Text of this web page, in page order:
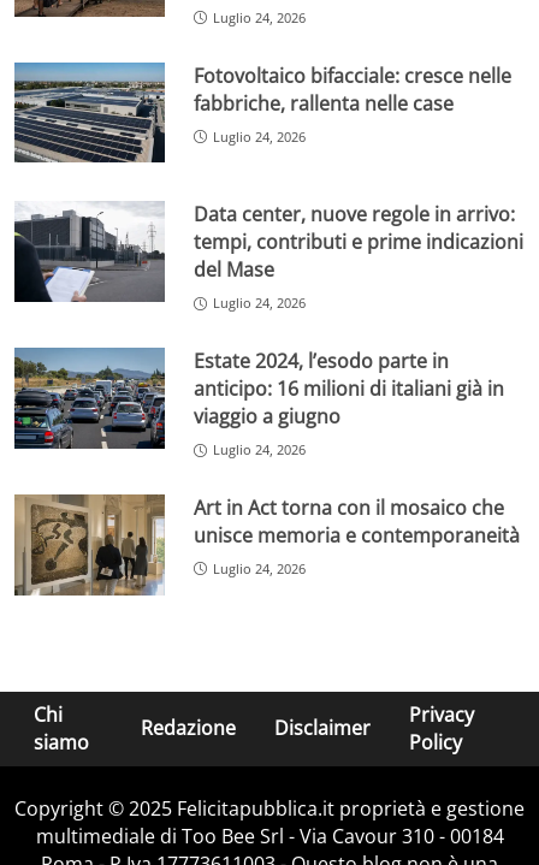
Luglio 24, 2026
Fotovoltaico bifacciale: cresce nelle
fabbriche, rallenta nelle case
Luglio 24, 2026
Data center, nuove regole in arrivo:
tempi, contributi e prime indicazioni
del Mase
Luglio 24, 2026
Estate 2024, l’esodo parte in
anticipo: 16 milioni di italiani già in
viaggio a giugno
Luglio 24, 2026
Art in Act torna con il mosaico che
unisce memoria e contemporaneità
Luglio 24, 2026
Chi
siamo
Redazione Disclaimer
Privacy
Policy
Copyright © 2025 Felicitapubblica.it proprietà e gestione
multimediale di Too Bee Srl - Via Cavour 310 - 00184